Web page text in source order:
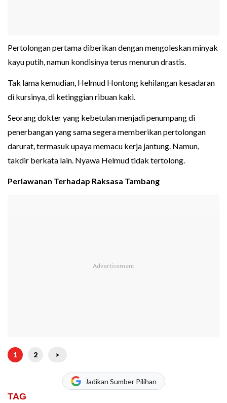
Pertolongan pertama diberikan dengan mengoleskan minyak
kayu putih, namun kondisinya terus menurun drastis.
Tak lama kemudian, Helmud Hontong kehilangan kesadaran
di kursinya, di ketinggian ribuan kaki.
Seorang dokter yang kebetulan menjadi penumpang di
penerbangan yang sama segera memberikan pertolongan
darurat, termasuk upaya memacu kerja jantung. Namun,
takdir berkata lain. Nyawa Helmud tidak tertolong.
Perlawanan Terhadap Raksasa Tambang
1 2 >
Jadikan Sumber Pilihan
TAG